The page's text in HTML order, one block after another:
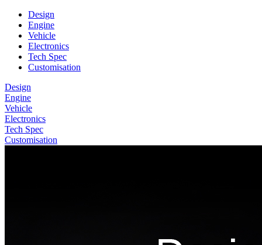
Design
Engine
Vehicle
Electronics
Tech Spec
Customisation
Design
Engine
Vehicle
Electronics
Tech Spec
Customisation